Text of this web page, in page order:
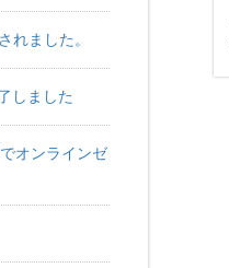
れました。
しました
オンラインゼ